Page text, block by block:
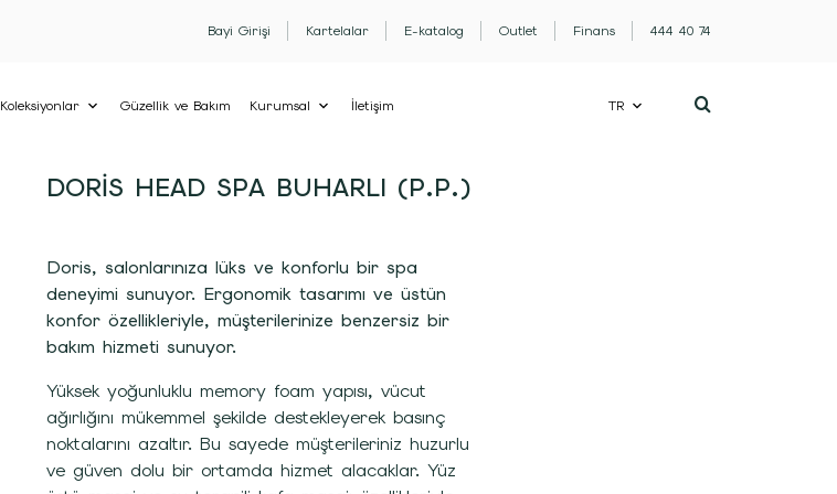
Bayi Girişi Kartelalar E-katalog Outlet Finans 444 40 74
Koleksiyonlar Güzellik ve Bakım Kurumsal İletişim TR
DORIS HEAD SPA BUHARLI (P.P.)
Doris, salonlarınıza lüks ve konforlu bir spa
deneyimi sunuyor. Ergonomik tasarımı ve üstün
konfor özellikleriyle, müşterilerinize benzersiz bir
bakım hizmeti sunuyor.
Yüksek yoğunluklu memory foam yapısı, vücut
ağırlığını mükemmel şekilde destekleyerek basınç
noktalarını azaltır. Bu sayede müşterileriniz huzurlu
ve güven dolu bir ortamda hizmet alacaklar. Yüz